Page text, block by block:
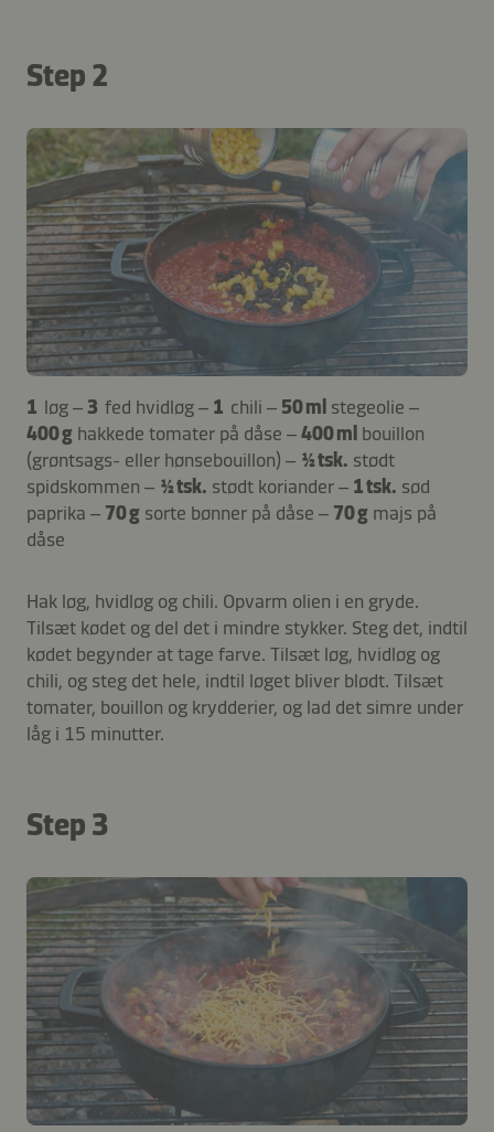
Step 2
1 løg – 3 fed hvidløg – 1 chili – 50 ml stegeolie –
400 g hakkede tomater på dåse –400 ml bouillon
(grøntsags- eller hønsebouillon) – ½ tsk. stødt
spidskommen – ½ tsk. stødt koriander – 1 tsk. sød
paprika – 70 g sorte bønner på dåse – 70 g majs på
dåse
Hak løg, hvidløg og chili. Opvarm olien i en gryde.
Tilsæt kødet og del det i mindre stykker. Steg det, indtil
kødet begynder at tage farve. Tilsæt løg, hvidløg og
chili, og steg det hele, indtil løget bliver blødt. Tilsæt
tomater, bouillon og krydderier, og lad det simre under
låg i 15 minutter.
Step 3